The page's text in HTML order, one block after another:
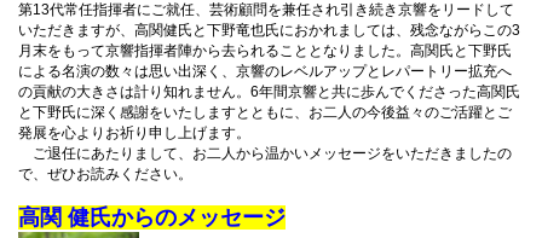
第13代常任指揮者にご就任、芸術顧問を兼任され引き続き京響をリードして
いただきますが、 高関健氏と下野竜也氏におかれましては、残念ながらこの3
月末をもって京響指揮者陣から去られることとなりました。高関氏と下野氏
による名演の数々は思い出深く、京響のレベルアップとレパートリー拡充へ
の貢献の大きさは計り知れません。6年間京響と共に歩んでくださった高関氏
と下野氏に深く感謝をいたしますとともに、お二人の今後益々のご活躍とご
発展を心よりお祈り申し上げます。
ご退任にあたりまして、お二人から温かいメッセージをいただきましたの
で、ぜひお読みください。
高関 健氏からのメッセージ